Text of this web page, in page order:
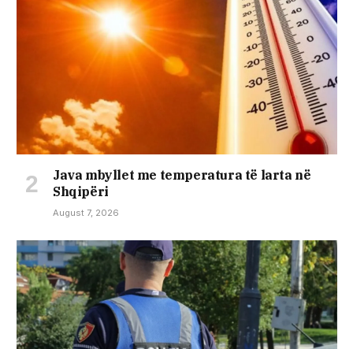
Java mbyllet me temperatura të larta në
Shqipëri
August 7, 2026